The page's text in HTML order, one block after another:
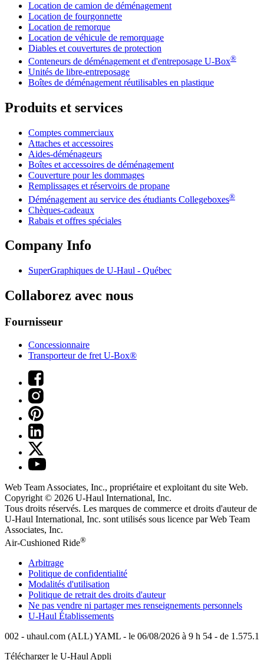
Location de camion de déménagement
Location de fourgonnette
Location de remorque
Location de véhicule de remorquage
Diables et couvertures de protection
Conteneurs de déménagement et d'entreposage U-Box®
Unités de libre-entreposage
Boîtes de déménagement réutilisables en plastique
Produits et services
Comptes commerciaux
Attaches et accessoires
Aides-déménageurs
Boîtes et accessoires de déménagement
Couverture pour les dommages
Remplissages et réservoirs de propane
Déménagement au service des étudiants Collegeboxes®
Chèques-cadeaux
Rabais et offres spéciales
Company Info
SuperGraphiques de U-Haul - Québec
Collaborez avec nous
Fournisseur
Concessionnaire
Transporteur de fret U-Box®
Web Team Associates, Inc., propriétaire et exploitant du site Web.
Copyright © 2026 U-Haul International, Inc.
Tous droits réservés. Les marques de commerce et droits d'auteur de
U-Haul International, Inc. sont utilisés sous licence par Web Team
Associates, Inc.
Air-Cushioned Ride®
Arbitrage
Politique de confidentialité
Modalités d'utilisation
Politique de retrait des droits d'auteur
Ne pas vendre ni partager mes renseignements personnels
U-Haul Établissements
002 - uhaul.com (ALL) YAML - le 06/08/2026 à 9 h 54 - de 1.575.1
Télécharger le U-Haul Appli